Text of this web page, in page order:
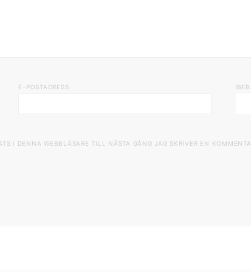
E-POSTADRESS
I DENNA WEBBLÄSARE TILL NÄSTA GÅNG JAG SKRIVER EN